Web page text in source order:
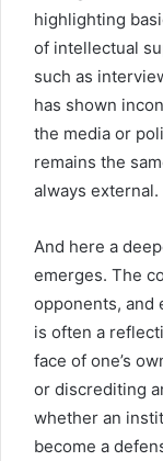
highlighting
of intellectual
such as
has shown
the media or
remains the
always external.
And here a
emerges. The
opponents, and
is often a
face of one’s
or discrediting
whether an
become a